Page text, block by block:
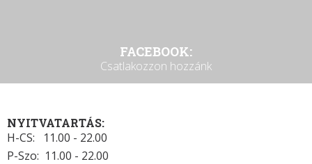
FACEBOOK:
Csatlakozzon hozzánk
NYITVATARTÁS:
H-CS: 11.00 - 22.00
P-Szo: 11.00 - 22.00